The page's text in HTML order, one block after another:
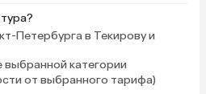
Петербурга в Текирову и
категории
от выбранного тарифа)